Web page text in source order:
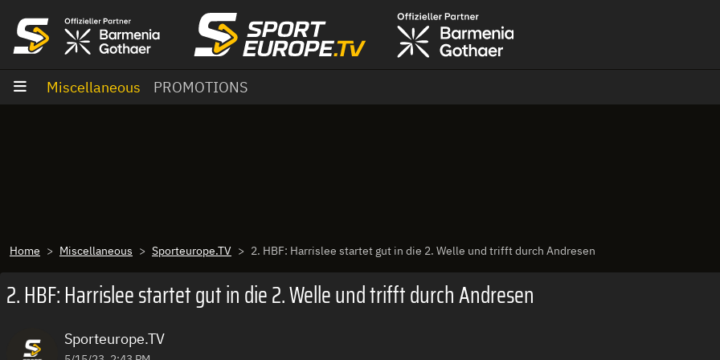
Miscellaneous PROMOTIONS
Home Miscellaneous Sporteurope.TV 2. HBF: Harrislee startet gut in die 2. Welle und trifft durch Andresen
2. HBF: Harrislee startet gut in die 2. Welle und trifft durch Andresen
Sporteurope.TV